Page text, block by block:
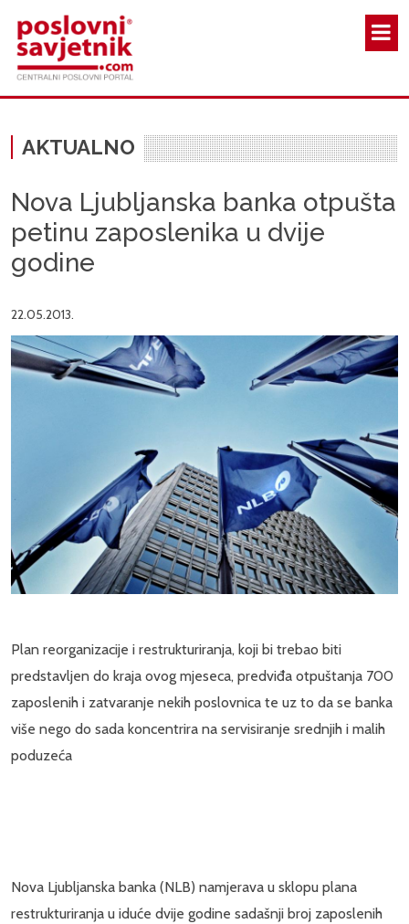
AKTUALNO
Nova Ljubljanska banka otpušta
petinu zaposlenika u dvije
godine
22.05.2013.
Plan reorganizacije i restrukturiranja, koji bi trebao biti
predstavljen do kraja ovog mjeseca, predviđa otpuštanja 700
zaposlenih i zatvaranje nekih poslovnica te uz to da se banka
više nego do sada koncentrira na servisiranje srednjih i malih
poduzeća
Nova Ljubljanska banka (NLB) namjerava u sklopu plana
restrukturiranja u iduće dvije godine sadašnji broj zaposlenih